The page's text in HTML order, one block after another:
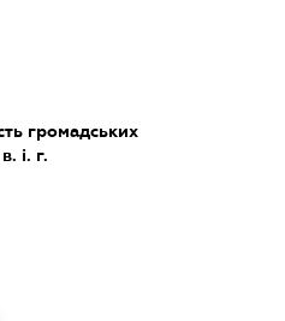
громадських
і. г.